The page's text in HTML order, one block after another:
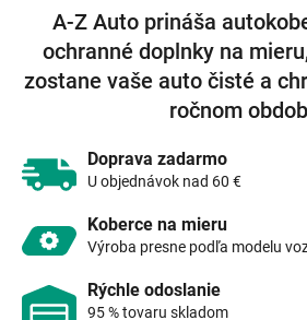
á
d
a
c
e
v
A-Z Auto prináša
ochranné doplnky na
zostane vaše auto čisté a
ročnom
Doprava zadarmo
U objednávok nad 60 €
Koberce na mieru
Výroba presne podľa modelu
Rýchle odoslanie
95 % tovaru skladom